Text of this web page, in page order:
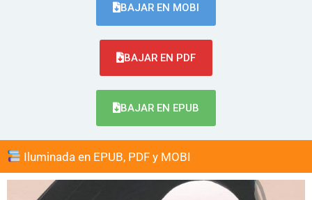
BAJAR EN MOBI
BAJAR EN PDF
BAJAR EN EPUB
Iluminada en EPUB, PDF y MOBI